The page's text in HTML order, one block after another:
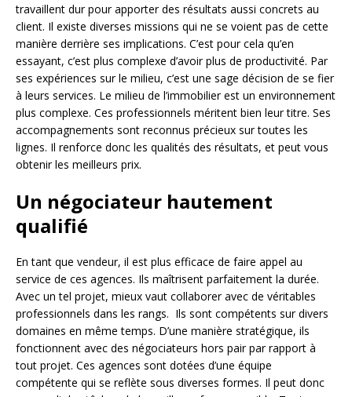
travaillent dur pour apporter des résultats aussi concrets au
client. Il existe diverses missions qui ne se voient pas de cette
manière derrière ses implications. C’est pour cela qu’en
essayant, c’est plus complexe d’avoir plus de productivité. Par
ses expériences sur le milieu, c’est une sage décision de se fier
à leurs services. Le milieu de l’immobilier est un environnement
plus complexe. Ces professionnels méritent bien leur titre. Ses
accompagnements sont reconnus précieux sur toutes les
lignes. Il renforce donc les qualités des résultats, et peut vous
obtenir les meilleurs prix.
Un négociateur hautement
qualifié
En tant que vendeur, il est plus efficace de faire appel au
service de ces agences. Ils maîtrisent parfaitement la durée.
Avec un tel projet, mieux vaut collaborer avec de véritables
professionnels dans les rangs. Ils sont compétents sur divers
domaines en même temps. D’une manière stratégique, ils
fonctionnent avec des négociateurs hors pair par rapport à
tout projet. Ces agences sont dotées d’une équipe
compétente qui se reflète sous diverses formes. Il peut donc